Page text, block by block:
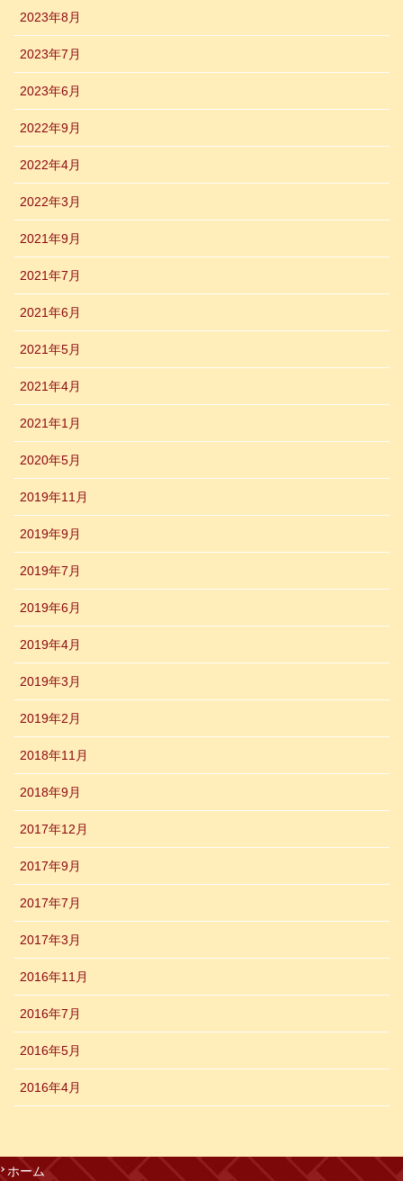
2023年8月
2023年7月
2023年6月
2022年9月
2022年4月
2022年3月
2021年9月
2021年7月
2021年6月
2021年5月
2021年4月
2021年1月
2020年5月
2019年11月
2019年9月
2019年7月
2019年6月
2019年4月
2019年3月
2019年2月
2018年11月
2018年9月
2017年12月
2017年9月
2017年7月
2017年3月
2016年11月
2016年7月
2016年5月
2016年4月
ホーム